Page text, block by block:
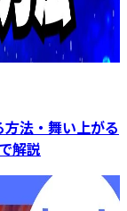
法・舞い上がる
解説